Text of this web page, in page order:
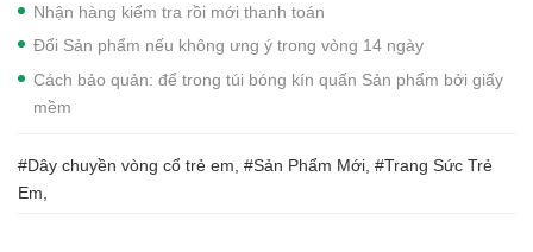
Nhận hàng kiểm tra rồi mới thanh toán
Đổi Sản phẩm nếu không ưng ý trong vòng 14 ngày
Cách bảo quản: để trong túi bóng kín quấn Sản phẩm bởi giấy
mềm
#Dây chuyền vòng cổ trẻ em, #Sản Phẩm Mới, #Trang Sức Trẻ
Em,